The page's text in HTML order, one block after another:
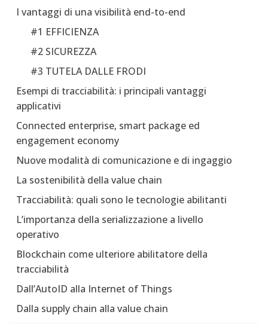
I vantaggi di una visibilità end-to-end
#1 EFFICIENZA
#2 SICUREZZA
#3 TUTELA DALLE FRODI
Esempi di tracciabilità: i principali vantaggi
applicativi
Connected enterprise, smart package ed
engagement economy
Nuove modalità di comunicazione e di ingaggio
La sostenibilità della value chain
Tracciabilità: quali sono le tecnologie abilitanti
L’importanza della serializzazione a livello
operativo
Blockchain come ulteriore abilitatore della
tracciabilità
Dall’AutoID alla Internet of Things
Dalla supply chain alla value chain